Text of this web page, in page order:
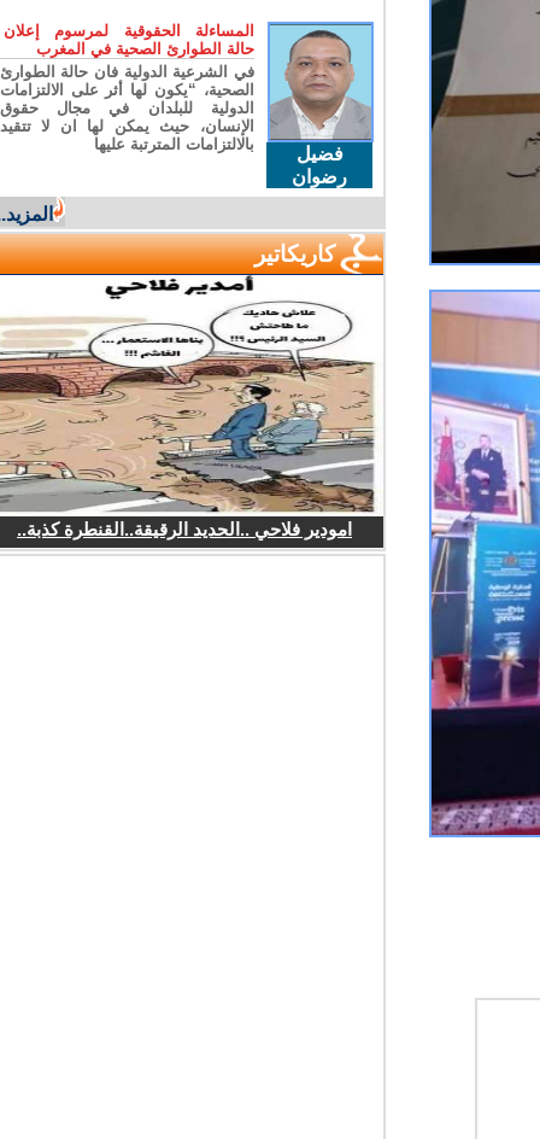
فضيل
رضوان
المساءلة الحقوقية لمرسوم إعلان
حالة الطوارئ الصحية في المغرب
في الشرعية الدولية فان حالة الطوارئ
الصحية، “يكون لها أثر على الالتزامات
الدولية للبلدان في مجال حقوق
الإنسان، حيث يمكن لها ان لا تتقيد
بالالتزامات المترتبة عليها
المزيد...
كاريكاتير
امودير فلاحي ..الحديد الرقيقة..القنطرة كذبة..